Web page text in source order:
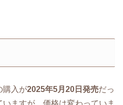
購入が2025年5月20日発売だっ
ますが、価格は変わっていま